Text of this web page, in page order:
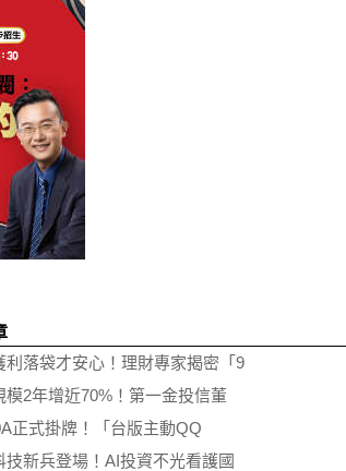
利落袋才安心！理財專家揭密「9
模2年增近70%！第一金投信董
正式掛牌！「台版主動QQ
技新兵登場！AI投資不光看護國